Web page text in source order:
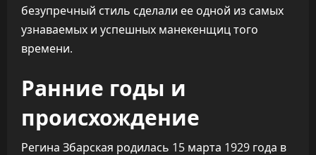
безупречный стиль сделали ее одной из самых
узнаваемых и успешных манекенщиц того
времени.
Ранние годы и
происхождение
Регина Збарская родилась 15 марта 1929 года в